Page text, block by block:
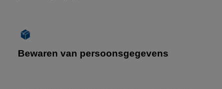
Bewaren van persoonsgegevens